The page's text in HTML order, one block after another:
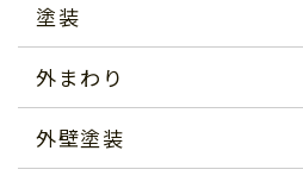
塗装
外まわり
外壁塗装